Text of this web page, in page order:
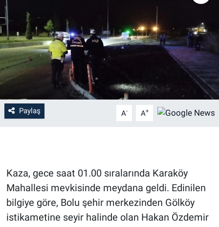
Paylaş A- A+
Kaza, gece saat 01.00 sıralarında Karaköy
Mahallesi mevkisinde meydana geldi. Edinilen
bilgiye göre, Bolu şehir merkezinden Gölköy
istikametine seyir halinde olan Hakan Özdemir